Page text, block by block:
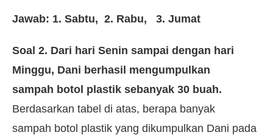
Jawab: 1. Sabtu, 2. Rabu, 3. Jumat
Soal 2. Dari hari Senin sampai dengan hari
Minggu, Dani berhasil mengumpulkan
sampah botol plastik sebanyak 30 buah.
Berdasarkan tabel di atas, berapa banyak
sampah botol plastik yang dikumpulkan Dani pada